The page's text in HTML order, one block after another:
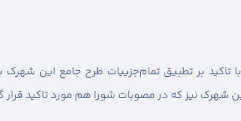
با تاکید بر تطبیق تمام‌جزییات طرح جامع این
نیز که در مصوبات شورا هم مورد تاکید قرار